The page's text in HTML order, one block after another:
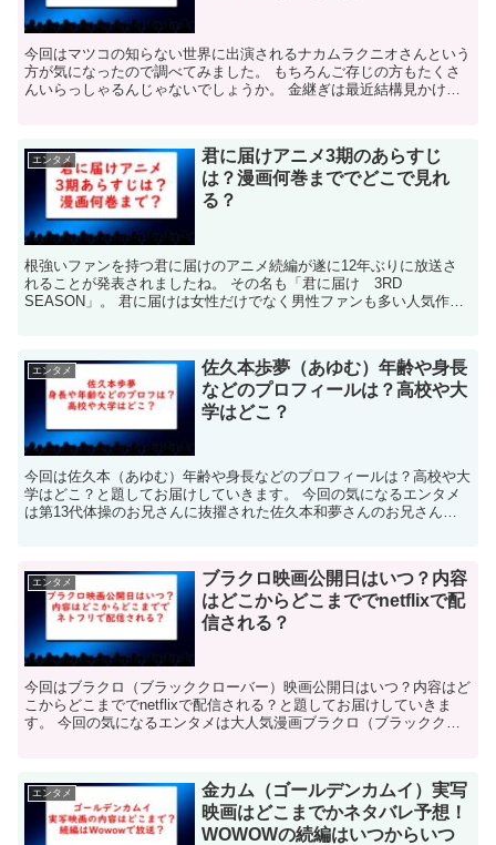
今回はマツコの知らない世界に出演されるナカムラクニオさんという
方が気になったので調べてみました。 もちろんご存じの方もたくさ
んいらっしゃるんじゃないでしょうか。 金継ぎは最近結構見かける
エンタメ
君に届けアニメ3期のあらすじ
は？漫画何巻まででどこで見れ
る？
根強いファンを持つ君に届けのアニメ続編が遂に12年ぶりに放送さ
れることが発表されましたね。 その名も「君に届け 3RD
SEASON」。 君に届けは女性だけでなく男性ファンも多い人気作品
エンタメ
佐久本歩夢（あゆむ）年齢や身長
などのプロフィールは？高校や大
学はどこ？
今回は佐久本（あゆむ）年齢や身長などのプロフィールは？高校や大
学はどこ？と題してお届けしていきます。 今回の気になるエンタメ
は第13代体操のお兄さんに抜擢された佐久本和夢さんのお兄さんの
エンタメ
ブラクロ映画公開日はいつ？内容
はどこからどこまででnetflixで配
信される？
今回はブラクロ（ブラッククローバー）映画公開日はいつ？内容はど
こからどこまででnetflixで配信される？と題してお届けしていきま
す。 今回の気になるエンタメは大人気漫画ブラクロ（ブラッククロ
エンタメ
金カム（ゴールデンカムイ）実写
映画はどこまでかネタバレ予想！
WOWOWの続編はいつからいつ